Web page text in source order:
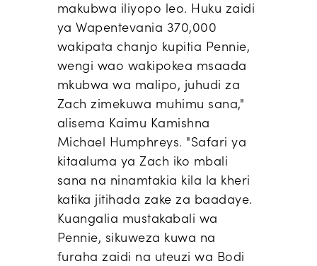
makubwa iliyopo leo. Huku zaidi
ya Wapentevania 370,000
wakipata chanjo kupitia Pennie,
wengi wao wakipokea msaada
mkubwa wa malipo, juhudi za
Zach zimekuwa muhimu sana,"
alisema Kaimu Kamishna
Michael Humphreys. "Safari ya
kitaaluma ya Zach iko mbali
sana na ninamtakia kila la kheri
katika jitihada zake za baadaye.
Kuangalia mustakabali wa
Pennie, sikuweza kuwa na
furaha zaidi na uteuzi wa Bodi